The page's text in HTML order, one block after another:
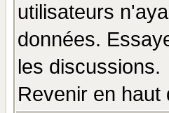
utilisateurs
données.
les discussions.
Revenir en haut